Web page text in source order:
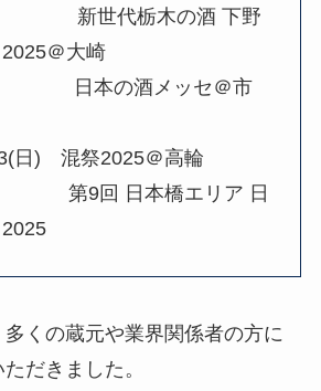
世代栃木の酒 下野
＠大崎
本の酒メッセ＠市
日) 混祭2025＠高輪
9回 日本橋エリア 日
くの蔵元や業界関係者の方に
だきました。